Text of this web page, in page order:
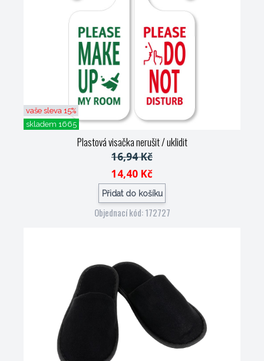
vaše sleva 15%
skladem 1665
Plastová visačka nerušit / uklidit
16,94 Kč
14,40 Kč
Přidat do košíku
Objednací kód: 172727